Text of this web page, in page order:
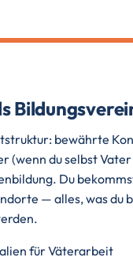
bewährte
(wenn du selbst
Du
— alles, was du
für Väterarbeit